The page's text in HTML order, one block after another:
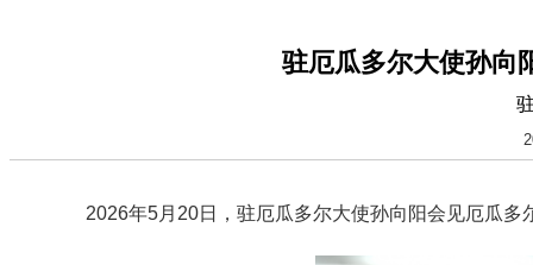
驻厄瓜多尔大使孙向
2026年5月20日，驻厄瓜多尔大使孙向阳会见厄瓜多